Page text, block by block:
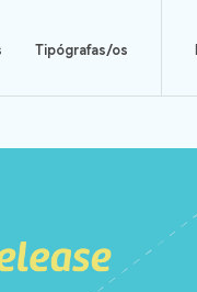
Tipógrafas/os